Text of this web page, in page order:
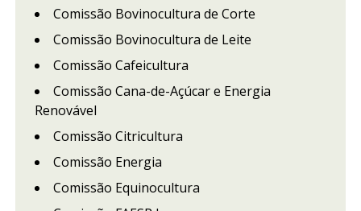
Comissão Bovinocultura de Corte
Comissão Bovinocultura de Leite
Comissão Cafeicultura
Comissão Cana-de-Açúcar e Energia
Renovável
Comissão Citricultura
Comissão Energia
Comissão Equinocultura